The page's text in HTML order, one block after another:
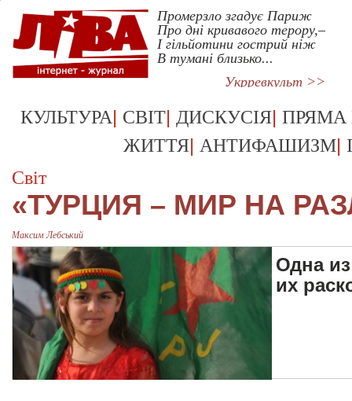
Промерзло згадує Париж
Про дні кривавого терору,–
І гільйотини гострий ніж
В тумані близько...
Укрревкульт >>
КУЛЬТУРА| СВІТ| ДИСКУСІЯ| ПРЯМА
ЖИТТЯ| АНТИФАШИЗМ|
Світ
«ТУРЦИЯ – МИР НА
Максим Лебський
Одна
их